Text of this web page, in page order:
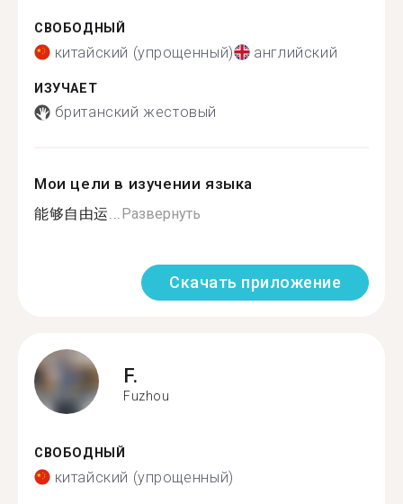
СВОБОДНЫЙ
китайский (упрощенный) английский
ИЗУЧАЕТ
британский жестовый
Мои цели в изучении языка
能够自由运...Развернуть
Скачать приложение
F.
Fuzhou
СВОБОДНЫЙ
китайский (упрощенный)